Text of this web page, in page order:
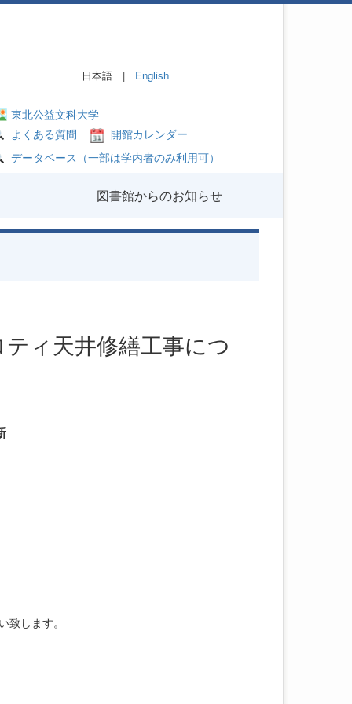
本語 | English
東北公益文科大学
よくある質問
開館カレンダー
データベース（一部は学内者のみ利用可）
図書館からのお知らせ
ィ天井修繕工事につ
します。